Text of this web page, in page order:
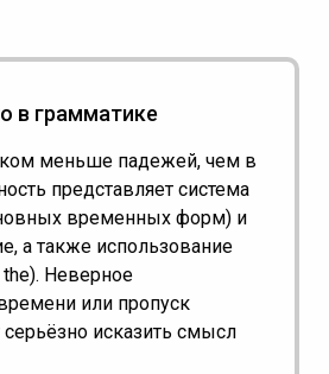
в грамматике
меньше падежей, чем в
представляет система
временных форм) и
а также использование
the). Неверное
или пропуск
исказить смысл